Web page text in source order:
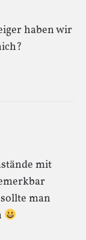
haben wir
mit
man